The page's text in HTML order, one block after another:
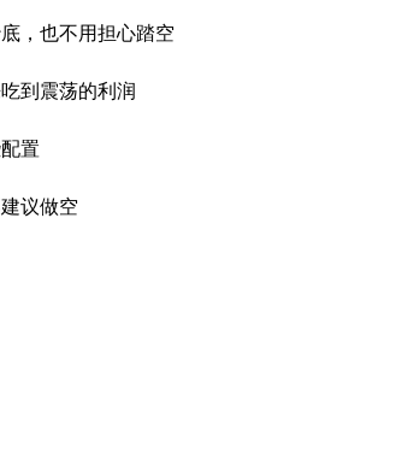
，也不用担心踏空
到震荡的利润
置
议做空